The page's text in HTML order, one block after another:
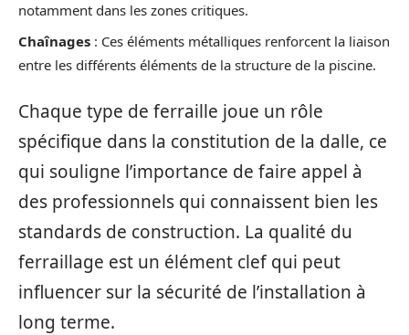
notamment dans les zones critiques.
Chaînages : Ces éléments métalliques renforcent la liaison
entre les différents éléments de la structure de la piscine.
Chaque type de ferraille joue un rôle
spécifique dans la constitution de la dalle, ce
qui souligne l’importance de faire appel à
des professionnels qui connaissent bien les
standards de construction. La qualité du
ferraillage est un élément clef qui peut
influencer sur la sécurité de l’installation à
long terme.